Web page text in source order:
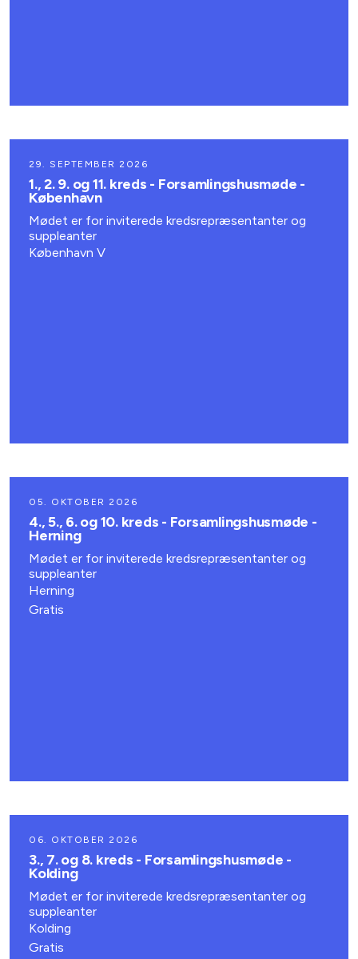
29. SEPTEMBER 2026
1., 2. 9. og 11. kreds - Forsamlingshusmøde -
København
Mødet er for inviterede kredsrepræsentanter og
suppleanter
København V
05. OKTOBER 2026
4., 5., 6. og 10. kreds - Forsamlingshusmøde -
Herning
Mødet er for inviterede kredsrepræsentanter og
suppleanter
Herning
Gratis
06. OKTOBER 2026
3., 7. og 8. kreds - Forsamlingshusmøde -
Kolding
Mødet er for inviterede kredsrepræsentanter og
suppleanter
Kolding
Gratis